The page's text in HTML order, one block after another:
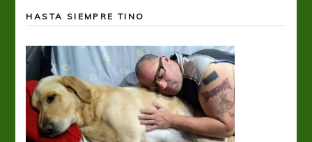
HASTA SIEMPRE TINO